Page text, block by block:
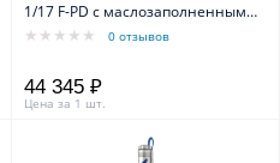
1/17 F-PD с маслозаполненным
двигателем 4PD0 отзывов
44 345 ₽
Цена за 1 шт.